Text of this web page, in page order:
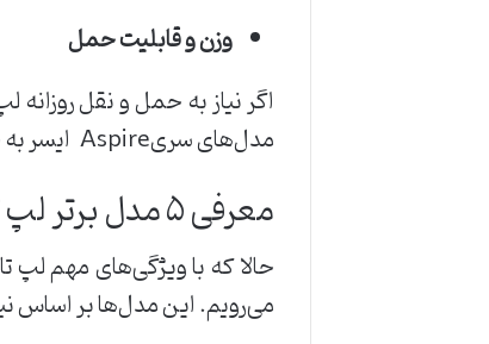
وزن و قابلیت حمل
اگر نیاز به حمل ‌و نقل روزانه
مدل‌های سریAspire ایسر به‌ خاطر طراحی نازک و وزن کم، گزینه‌های مناسبی برای این دسته از کاربران هستند.
معرفی ۵ مدل برتر لپ ‌تاپ ایسر تا ۵۰ میلیون تومان
می‌رویم. این مدل‌ها بر اساس